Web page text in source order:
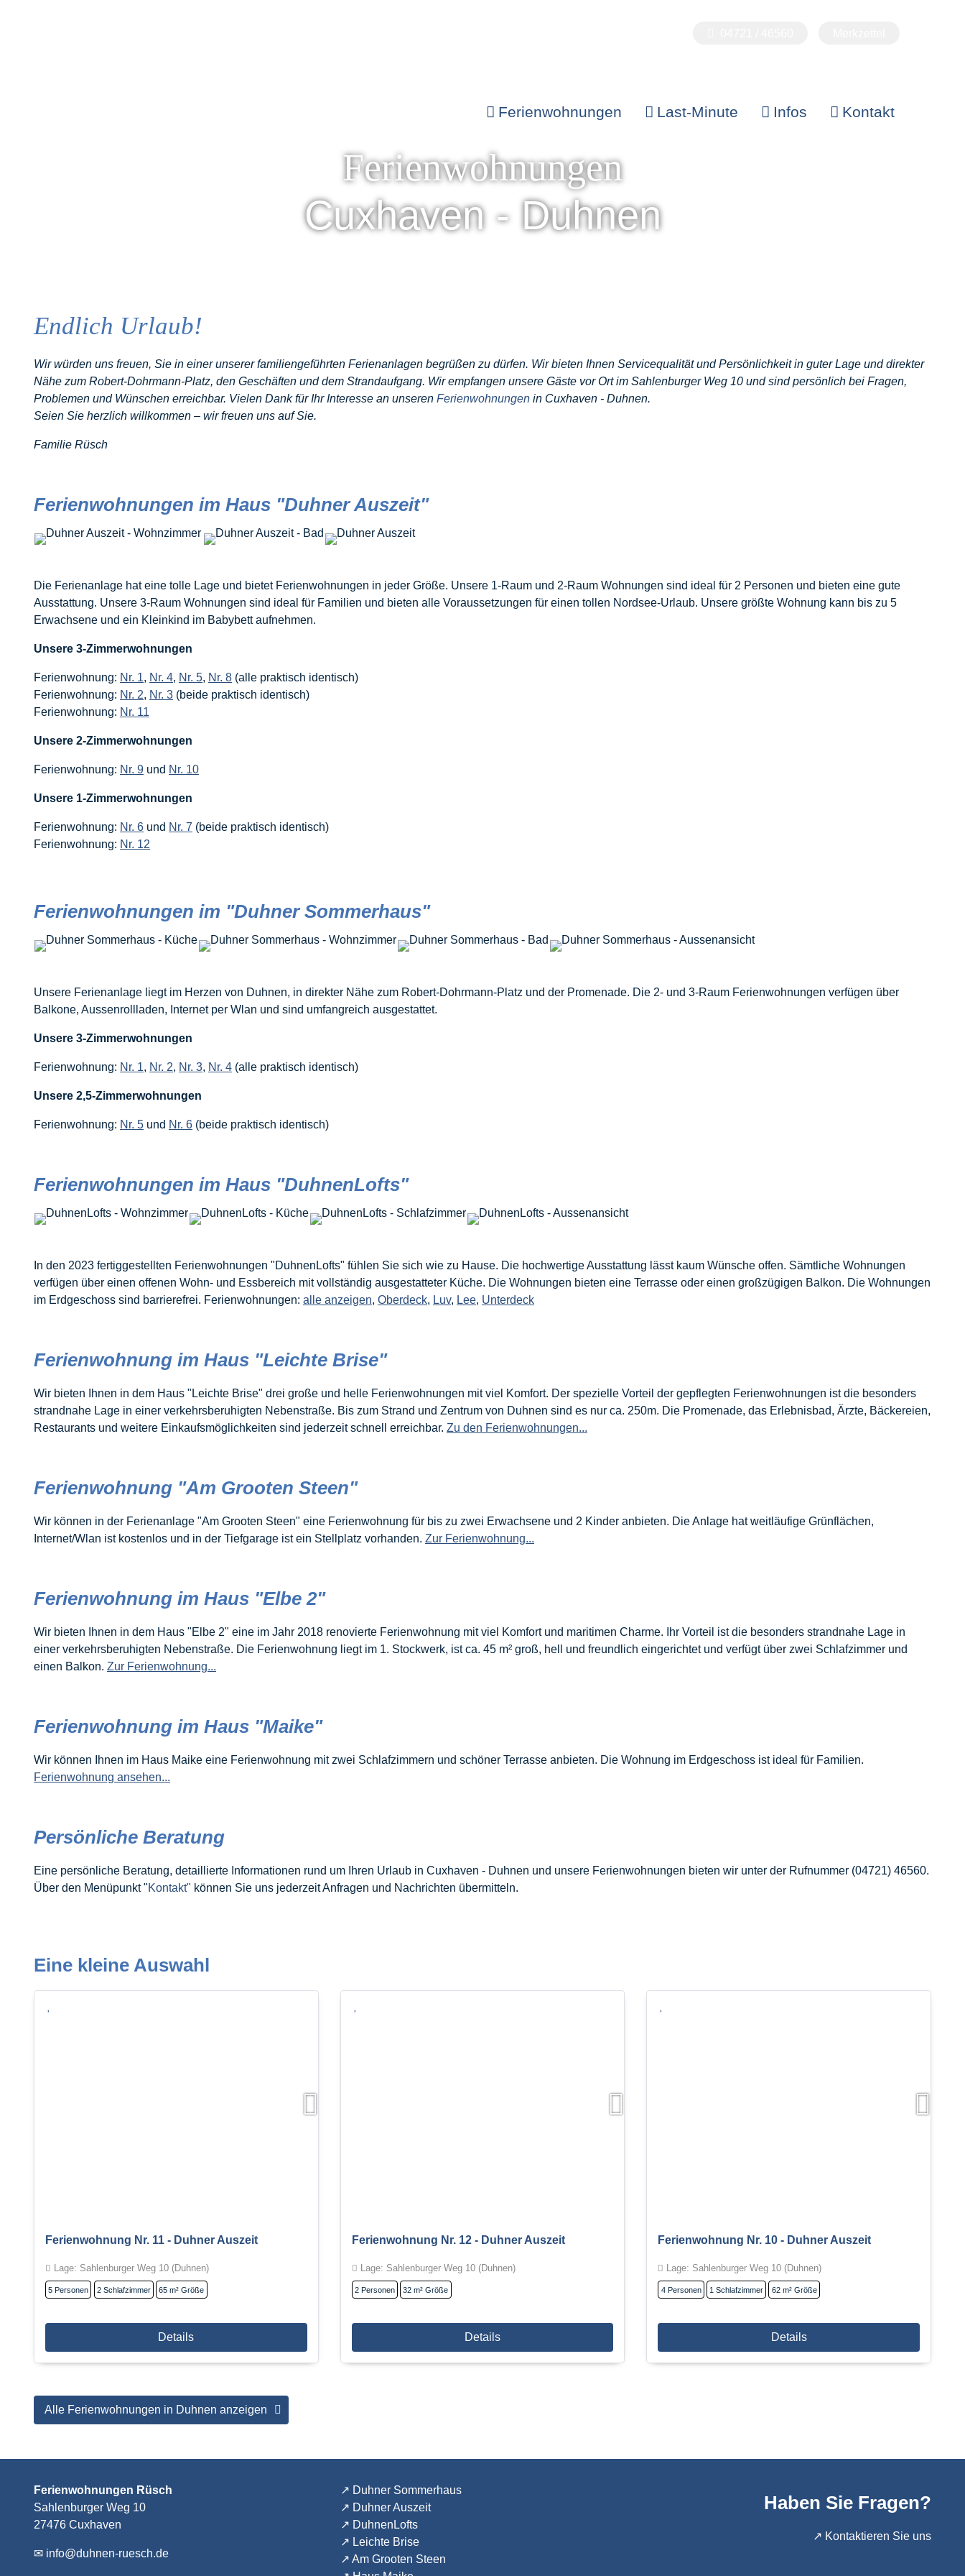
Ferienwohnungen Last-Minute Infos Kontakt
Ferienwohnungen
Cuxhaven - Duhnen
Endlich Urlaub!
Wir würden uns freuen, Sie in einer unserer familiengeführten Ferienanlagen begrüßen zu dürfen. Wir bieten Ihnen Servicequalität und Persönlichkeit in guter Lage und direkter
Nähe zum Robert-Dohrmann-Platz, den Geschäften und dem Strandaufgang. Wir empfangen unsere Gäste vor Ort im Sahlenburger Weg 10 und sind persönlich bei Fragen,
Problemen und Wünschen erreichbar. Vielen Dank für Ihr Interesse an unseren Ferienwohnungen in Cuxhaven - Duhnen.
Seien Sie herzlich willkommen – wir freuen uns auf Sie.
Familie Rüsch
Ferienwohnungen im Haus "Duhner Auszeit"
Die Ferienanlage hat eine tolle Lage und bietet Ferienwohnungen in jeder Größe. Unsere 1-Raum und 2-Raum Wohnungen sind ideal für 2 Personen und bieten eine gute
Ausstattung. Unsere 3-Raum Wohnungen sind ideal für Familien und bieten alle Voraussetzungen für einen tollen Nordsee-Urlaub. Unsere größte Wohnung kann bis zu 5
Erwachsene und ein Kleinkind im Babybett aufnehmen.
Unsere 3-Zimmerwohnungen
Ferienwohnung: Nr. 1, Nr. 4, Nr. 5, Nr. 8 (alle praktisch identisch)
Ferienwohnung: Nr. 2, Nr. 3 (beide praktisch identisch)
Ferienwohnung: Nr. 11
Unsere 2-Zimmerwohnungen
Ferienwohnung: Nr. 9 und Nr. 10
Unsere 1-Zimmerwohnungen
Ferienwohnung: Nr. 6 und Nr. 7 (beide praktisch identisch)
Ferienwohnung: Nr. 12
Ferienwohnungen im "Duhner Sommerhaus"
Unsere Ferienanlage liegt im Herzen von Duhnen, in direkter Nähe zum Robert-Dohrmann-Platz und der Promenade. Die 2- und 3-Raum Ferienwohnungen verfügen über
Balkone, Aussenrollladen, Internet per Wlan und sind umfangreich ausgestattet.
Unsere 3-Zimmerwohnungen
Ferienwohnung: Nr. 1, Nr. 2, Nr. 3, Nr. 4 (alle praktisch identisch)
Unsere 2,5-Zimmerwohnungen
Ferienwohnung: Nr. 5 und Nr. 6 (beide praktisch identisch)
Ferienwohnungen im Haus "DuhnenLofts"
In den 2023 fertiggestellten Ferienwohnungen "DuhnenLofts" fühlen Sie sich wie zu Hause. Die hochwertige Ausstattung lässt kaum Wünsche offen. Sämtliche Wohnungen
verfügen über einen offenen Wohn- und Essbereich mit vollständig ausgestatteter Küche. Die Wohnungen bieten eine Terrasse oder einen großzügigen Balkon. Die Wohnungen
im Erdgeschoss sind barrierefrei. Ferienwohnungen: alle anzeigen, Oberdeck, Luv, Lee, Unterdeck
Ferienwohnung im Haus "Leichte Brise"
Wir bieten Ihnen in dem Haus "Leichte Brise" drei große und helle Ferienwohnungen mit viel Komfort. Der spezielle Vorteil der gepflegten Ferienwohnungen ist die besonders
strandnahe Lage in einer verkehrsberuhigten Nebenstraße. Bis zum Strand und Zentrum von Duhnen sind es nur ca. 250m. Die Promenade, das Erlebnisbad, Ärzte, Bäckereien,
Restaurants und weitere Einkaufsmöglichkeiten sind jederzeit schnell erreichbar. Zu den Ferienwohnungen...
Ferienwohnung "Am Grooten Steen"
Wir können in der Ferienanlage "Am Grooten Steen" eine Ferienwohnung für bis zu zwei Erwachsene und 2 Kinder anbieten. Die Anlage hat weitläufige Grünflächen,
Internet/Wlan ist kostenlos und in der Tiefgarage ist ein Stellplatz vorhanden. Zur Ferienwohnung...
Ferienwohnung im Haus "Elbe 2"
Wir bieten Ihnen in dem Haus "Elbe 2" eine im Jahr 2018 renovierte Ferienwohnung mit viel Komfort und maritimen Charme. Ihr Vorteil ist die besonders strandnahe Lage in
einer verkehrsberuhigten Nebenstraße. Die Ferienwohnung liegt im 1. Stockwerk, ist ca. 45 m² groß, hell und freundlich eingerichtet und verfügt über zwei Schlafzimmer und
einen Balkon. Zur Ferienwohnung...
Ferienwohnung im Haus "Maike"
Wir können Ihnen im Haus Maike eine Ferienwohnung mit zwei Schlafzimmern und schöner Terrasse anbieten. Die Wohnung im Erdgeschoss ist ideal für Familien.
Ferienwohnung ansehen...
Persönliche Beratung
Eine persönliche Beratung, detaillierte Informationen rund um Ihren Urlaub in Cuxhaven - Duhnen und unsere Ferienwohnungen bieten wir unter der Rufnummer (04721) 46560.
Über den Menüpunkt "Kontakt" können Sie uns jederzeit Anfragen und Nachrichten übermitteln.
Eine kleine Auswahl
Ferienwohnung Nr. 11 - Duhner Auszeit
Lage: Sahlenburger Weg 10 (Duhnen)
5 Personen 2 Schlafzimmer 65 m² Größe
Details
Ferienwohnung Nr. 12 - Duhner Auszeit
Lage: Sahlenburger Weg 10 (Duhnen)
2 Personen 32 m² Größe
Details
Ferienwohnung Nr. 10 - Duhner Auszeit
Lage: Sahlenburger Weg 10 (Duhnen)
4 Personen 1 Schlafzimmer 62 m² Größe
Details
Alle Ferienwohnungen in Duhnen anzeigen
Ferienwohnungen Rüsch
Sahlenburger Weg 10
27476 Cuxhaven
✉ info@duhnen-ruesch.de
↗️ Duhner Sommerhaus
↗️ Duhner Auszeit
↗️ DuhnenLofts
↗️ Leichte Brise
↗️ Am Grooten Steen
Haben Sie Fragen?
↗️ Kontaktieren Sie uns